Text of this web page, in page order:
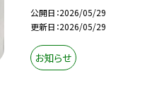
公開日 2026/05/29
更新日 2026/05/29
お知らせ